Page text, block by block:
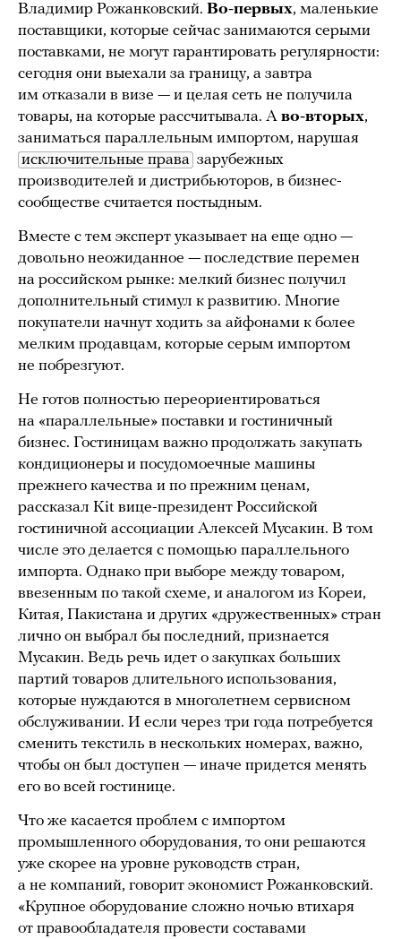
Владимир Рожанковский. Во-первых, маленькие
поставщики, которые сейчас занимаются серыми
поставками, не могут гарантировать регулярности:
сегодня они выехали за границу, а завтра
им отказали в визе — и целая сеть не получила
товары, на которые рассчитывала. А во-вторых,
заниматься параллельным импортом, нарушая
исключительные права зарубежных
производителей и дистрибьюторов, в бизнес-
сообществе считается постыдным.
Вместе с тем эксперт указывает на еще одно —
довольно неожиданное — последствие перемен
на российском рынке: мелкий бизнес получил
дополнительный стимул к развитию. Многие
покупатели начнут ходить за айфонами к более
мелким продавцам, которые серым импортом
не побрезгуют.
Не готов полностью переориентироваться
на «параллельные» поставки и гостиничный
бизнес. Гостиницам важно продолжать закупать
кондиционеры и посудомоечные машины
прежнего качества и по прежним ценам,
рассказал Kit вице-президент Российской
гостиничной ассоциации Алексей Мусакин. В том
числе это делается с помощью параллельного
импорта. Однако при выборе между товаром,
ввезенным по такой схеме, и аналогом из Кореи,
Китая, Пакистана и других «дружественных» стран
лично он выбрал бы последний, признается
Мусакин. Ведь речь идет о закупках больших
партий товаров длительного использования,
которые нуждаются в многолетнем сервисном
обслуживании. И если через три года потребуется
сменить текстиль в нескольких номерах, важно,
чтобы он был доступен — иначе придется менять
его во всей гостинице.
Что же касается проблем с импортом
промышленного оборудования, то они решаются
уже скорее на уровне руководств стран,
а не компаний, говорит экономист Рожанковский.
«Крупное оборудование сложно ночью втихаря
от правообладателя провести составами